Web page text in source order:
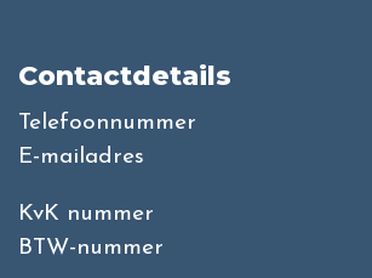
Contactdetails
Telefoonnummer
E-mailadres
KvK nummer
BTW-nummer